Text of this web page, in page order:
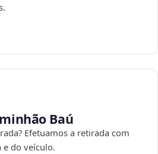
Baú
Efetuamos a retirada com
e do veículo.